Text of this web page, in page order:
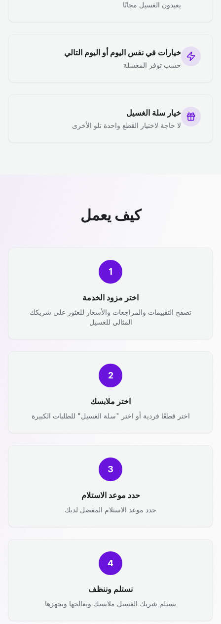
يعيدون الغسيل مجانًا
خيارات في نفس اليوم أو اليوم التالي
حسب توفر المغسلة
خيار سلة الغسيل
لا حاجة لاختيار القطع واحدة تلو الأخرى
كيف يعمل
1
اختر مزود الخدمة
تصفح التقييمات والمراجعات والأسعار للعثور على شريكك
المثالي للغسيل
2
اختر ملابسك
اختر قطعًا فردية أو اختر "سلة الغسيل" للطلبات الكبيرة
3
حدد موعد الاستلام
حدد موعد الاستلام المفضل لديك
4
نستلم وننظف
يستلم شريك الغسيل ملابسك ويعالجها ويجهزها